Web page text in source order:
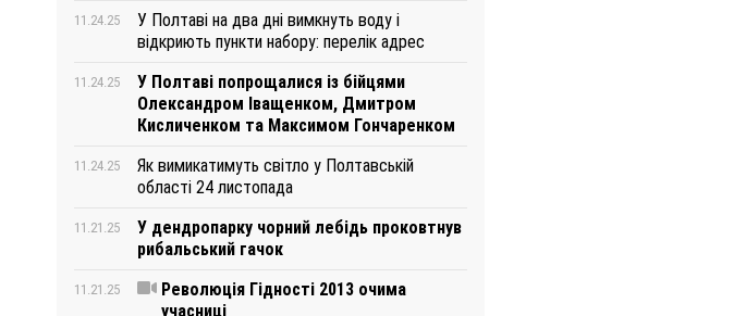
11.24.25
У Полтаві на два дні вимкнуть воду і
відкриють пункти набору: перелік адрес
11.24.25
У Полтаві попрощалися із бійцями
Олександром Іващенком, Дмитром
Кисличенком та Максимом Гончаренком
11.24.25
Як вимикатимуть світло у Полтавській
області 24 листопада
11.21.25
У дендропарку чорний лебідь проковтнув
рибальський гачок
11.21.25
Революція Гідності 2013 очима
учасниці